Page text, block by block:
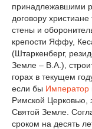
принадлежавшими
договору
стены и
крепости Яффу,
(Штаркенберг,
Земле – В.А.),
горах в текущем
если бы Император
Римской Церковью,
Святой Земле.
сроком на десять